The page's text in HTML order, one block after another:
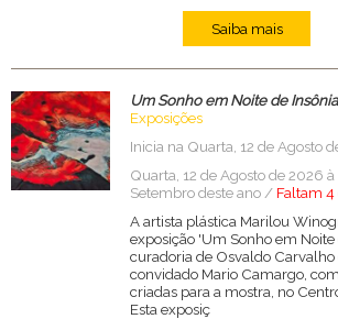
Saiba mais
Um Sonho em Noite de Insônia
Exposições
Inicia na Quarta, 12 de Agosto
Quarta, 12 de Agosto de 2026
Setembro deste ano / Faltam 4
A artista plástica Marilou
exposição 'Um Sonho em Noite
curadoria de Osvaldo Carvalho
convidado Mario Camargo,
criadas para a mostra, no
Esta exposiç